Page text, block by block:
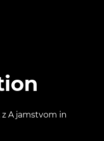
z A jamstvom in